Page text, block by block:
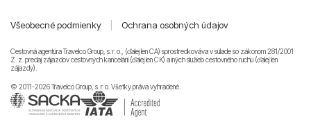
Všeobecné podmienky Ochrana osobných údajov
Cestovná agentúra Travelco Group, s. r. o., (ďalej len CA) sprostredkováva v súlade so zákonom 281/2001
Z. z. predaj zájazdov cestovných kancelárii (ďalej len CK) a iných služieb cestovného ruchu (ďalej len
zájazdy).
© 2011-2026 Travelco Group, s. r. o. Všetky práva vyhradené.